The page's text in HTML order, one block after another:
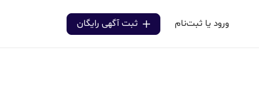
ورود یا ثبت‌نام ثبت آگهی رایگان